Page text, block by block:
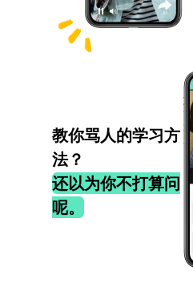
教你骂人的学习方
法？
还以为你不打算问
呢。